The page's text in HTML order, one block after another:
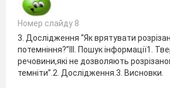
Номер слайду 8
3. Дослідження “Як врятувати
потемніння?”ІІІ. Пошук інформації1.
речовини,які не дозволяють
темніти”.2. Дослідження.3. Висновки.